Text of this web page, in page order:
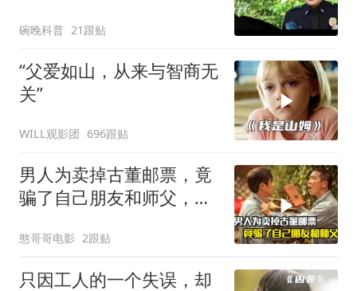
碗晚科普 21跟贴
“父爱如山，从来与智商无
关”
WILL观影团 696跟贴
男人为卖掉古董邮票，竟
骗了自己朋友和师父，剧
憨哥哥电影 2跟贴
只因工人的一个失误，却